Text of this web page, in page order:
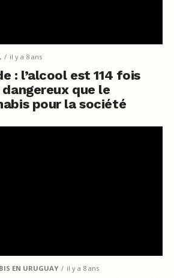
il y a 8 ans
: l’alcool est 114 fois
dangereux que le
pour la société
EN URUGUAY il y a 8 ans